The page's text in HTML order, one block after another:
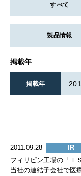
すべて
製品情報
掲載年
掲載年
2011.09.28
IR
フィリピン工場の「Ｉ
当社の連結子会社で医